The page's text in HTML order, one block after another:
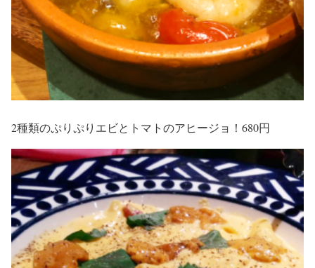
2種類のぷりぷりエビとトマトのアヒージョ！680円